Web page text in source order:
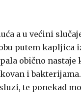
a u većini
putem kapljica
obično nastaje
i
te ponekad